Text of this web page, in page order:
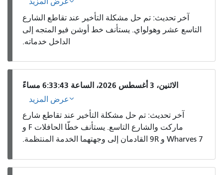
آخر تحديث: تم حل مشكلة التأخير عند تقاطع الشارع
التاسع عشر وهولواي. يستأنف خط أوشن فيو المتجه إلى
الداخل خدماته.
الاثنين، 3 أغسطس 2026، الساعة 6:33:43 مساءً
عرض المزيد
آخر تحديث: تم حل مشكلة التأخير عند تقاطع شارع
ماركت والشارع التاسع. يستأنف خطّا الحافلات F و
Wharves 7 و 9R القادمان إلى وجهتهما الخدمة المنتظمة.